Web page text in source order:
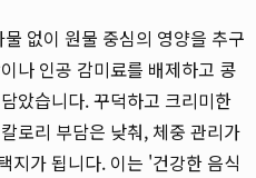
없이 원물 중심의 영양을 추구
나 인공 감미료를 배제하고 콩
았습니다. 꾸덕하고 크리미한
로리 부담은 낮춰, 체중 관리가
지가 됩니다. 이는 '건강한 음식